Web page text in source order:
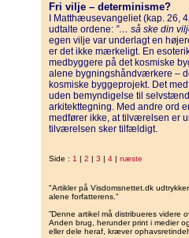
Fri vilje – determinisme?
I Matthæusevangeliet (kap. 26,
udtalte ordene: ”… så ske din
egen vilje var underlagt en
er det ikke mærkeligt. En
medbyggere på det kosmiske
alene bygningshåndværkere –
kosmiske byggeprojekt. Det
uden bemyndigelse til
arkitekttegning. Med andre ord
medfører ikke, at tilværelsen er
tilværelsen sker tilfældigt.
Side : 1 | 2 | 3 | 4 | næste
"Artikler på Visdomsnettet.dk
alene forfatterens.”
”Denne artikel må distribueres videre
Anden brug, herunder print i medier
eller dele heraf, kræver